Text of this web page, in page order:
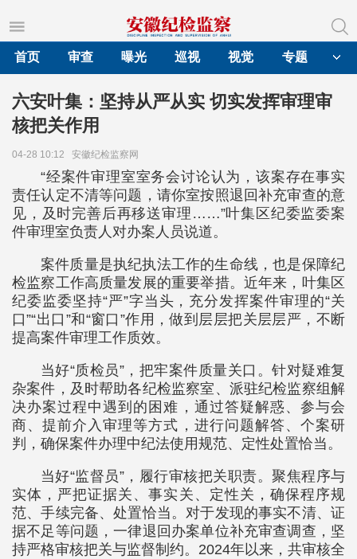
首页
审查 曝光 巡视 视觉 专题
六安叶集：坚持从严从实 切实发挥审理审
核把关作用
04-28 10:12 安徽纪检监察网
“经案件审理室室务会讨论认为，该案存在事实
责任认定不清等问题，请你室按照退回补充审查的意
见，及时完善后再移送审理……”叶集区纪委监委案
件审理室负责人对办案人员说道。
案件质量是执纪执法工作的生命线，也是保障纪
检监察工作高质量发展的重要举措。近年来，叶集区
纪委监委坚持“严”字当头，充分发挥案件审理的“关
口”“出口”和“窗口”作用，做到层层把关层层严，不断
提高案件审理工作质效。
当好“质检员”，把牢案件质量关口。针对疑难复
杂案件，及时帮助各纪检监察室、派驻纪检监察组解
决办案过程中遇到的困难，通过答疑解惑、参与会
商、提前介入审理等方式，进行问题解答、个案研
判，确保案件办理中纪法使用规范、定性处置恰当。
当好“监督员”，履行审核把关职责。聚焦程序与
实体，严把证据关、事实关、定性关，确保程序规
范、手续完备、处置恰当。对于发现的事实不清、证
据不足等问题，一律退回办案单位补充审查调查，坚
持严格审核把关与监督制约。2024年以来，共审核全